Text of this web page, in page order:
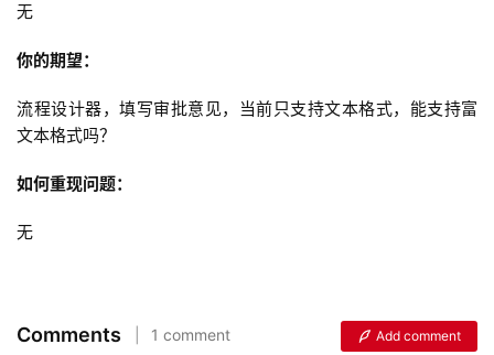
无
你的期望：
流程设计器，填写审批意见，当前只支持文本格式，能支持富
文本格式吗？
如何重现问题：
无
Comments 1 comment Add comment